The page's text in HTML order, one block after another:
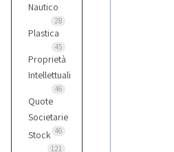
Nautico
28
Plastica
45
Proprietà
Intellettuali
46
Quote
Societarie
46
Stock
121